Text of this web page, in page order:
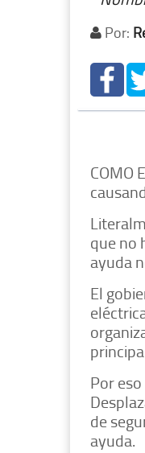
Por:
COMO
que no
ayuda
El
Por
de
ayuda.